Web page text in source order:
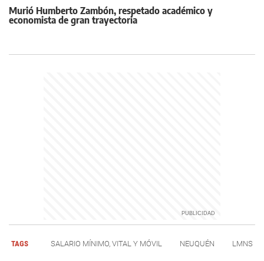
Murió Humberto Zambón, respetado académico y
economista de gran trayectoria
TAGS SALARIO MÍNIMO, VITAL Y MÓVIL NEUQUÉN LMNS